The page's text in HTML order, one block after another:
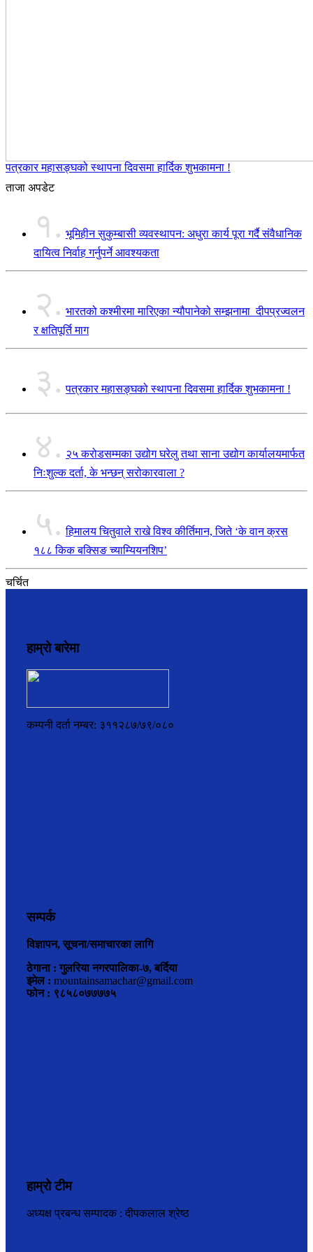
पत्रकार महासङ्घको स्थापना दिवसमा हार्दिक शुभकामना !
ताजा अपडेट
१. भूमिहीन सुकुम्बासी व्यवस्थापन: अधुरा कार्य पूरा गर्दै संवैधानिक
दायित्व निर्वाह गर्नुपर्ने आवश्यकता
२. भारतको कश्मीरमा मारिएका न्यौपानेको सम्झनामा दीपप्रज्वलन
र क्षतिपूर्ति माग
३. पत्रकार महासङ्घको स्थापना दिवसमा हार्दिक शुभकामना !
४. २५ करोडसम्मका उद्योग घरेलु तथा साना उद्योग कार्यालयमार्फत
निःशुल्क दर्ता, के भन्छन् सरोकारवाला ?
५. हिमालय चितुवाले राखे विश्व कीर्तिमान, जिते ‘के वान क्रस
१८८ किक बक्सिङ च्याम्यियनशिप’
चर्चित
हाम्रो बारेमा
कम्पनी दर्ता नम्बर: ३११२८७/७९/०८०
सम्पर्क
विज्ञापन, सूचना/समाचारका लागि
ठेगाना : गुलरिया नगरपालिका-७, बर्दिया
इमेल : mountainsamachar@gmail.com
फोन : ९८५८०७७७७५
हाम्रो टीम
अध्यक्ष प्रबन्ध सम्पादक : दीपकलाल श्रेष्ठ